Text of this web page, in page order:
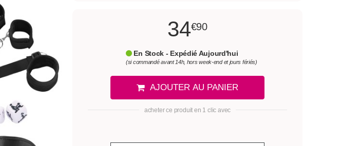
34€90
En Stock - Expédié Aujourd'hui
(si commandé avant 14h, hors week-end et jours fériés)
AJOUTER AU PANIER
acheter ce produit en 1 clic avec